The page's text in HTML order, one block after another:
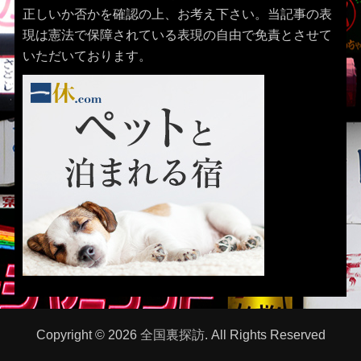
正しいか否かを確認の上、お考え下さい。当記事の表
現は憲法で保障されている表現の自由で免責とさせて
いただいております。
Copyright © 2026 全国裏探訪. All Rights Reserved